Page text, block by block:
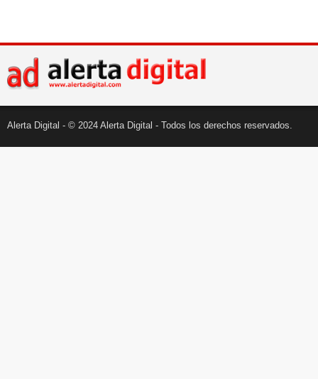
Alerta Digital - © 2024 Alerta Digital - Todos los derechos reservados.